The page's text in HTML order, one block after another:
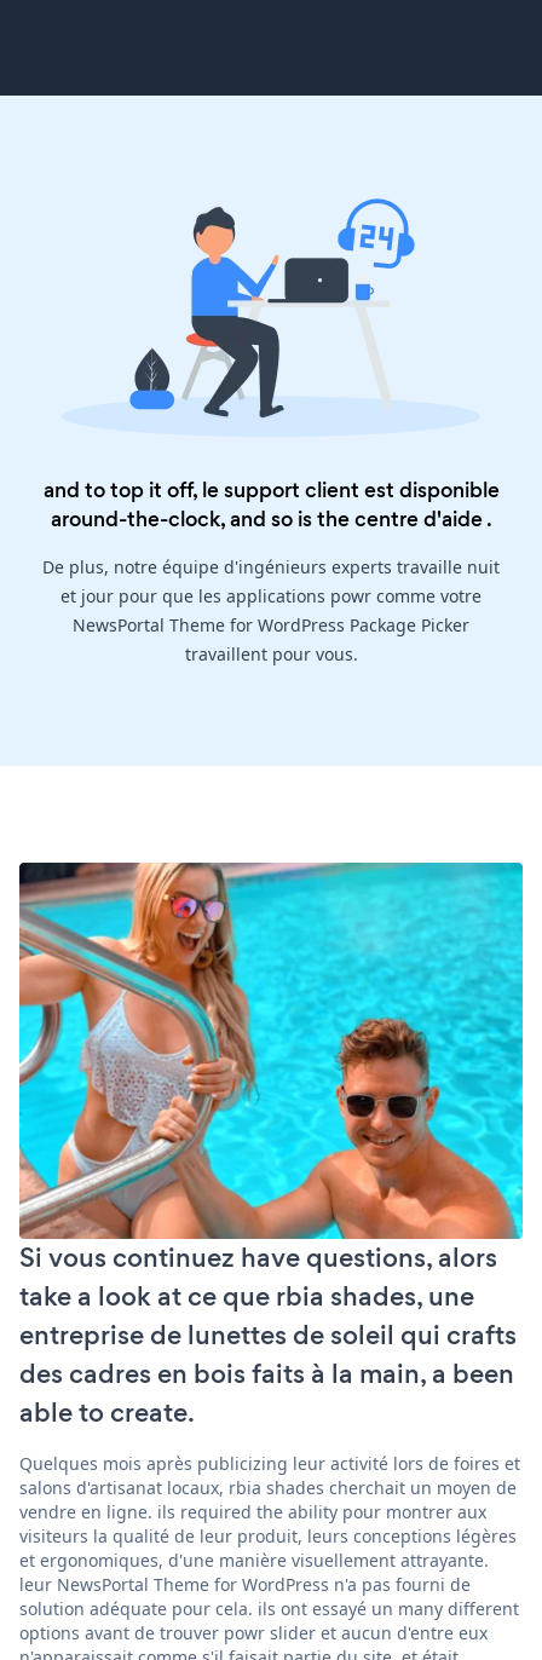
and to top it off, le support client est disponible
around-the-clock, and so is thecentre d'aide.
De plus, notre équipe d'ingénieurs experts travaille nuit
et jour pour que les applications powr comme votre
NewsPortal Theme for WordPress Package Picker
travaillent pour vous.
Si vous continuez have questions, alors
take a look at ce que rbia shades, une
entreprise de lunettes de soleil qui crafts
des cadres en bois faits à la main, a been
able to create.
Quelques mois après publicizing leur activité lors de foires et
salons d'artisanat locaux, rbia shades cherchait un moyen de
vendre en ligne. ils required the ability pour montrer aux
visiteurs la qualité de leur produit, leurs conceptions légères
et ergonomiques, d'une manière visuellement attrayante.
leur NewsPortal Theme for WordPress n'a pas fourni de
solution adéquate pour cela. ils ont essayé un many different
options avant de trouver powr slider et aucun d'entre eux